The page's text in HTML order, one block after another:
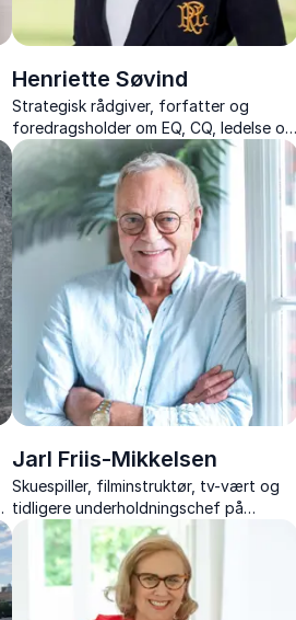
Henriette Søvind
Strategisk rådgiver, forfatter og
foredragsholder om EQ, CQ, ledelse og
menneskelig adfærd.
Jarl Friis-Mikkelsen
Skuespiller, filminstruktør, tv-vært og
tidligere underholdningschef på
Danmarks Radio.